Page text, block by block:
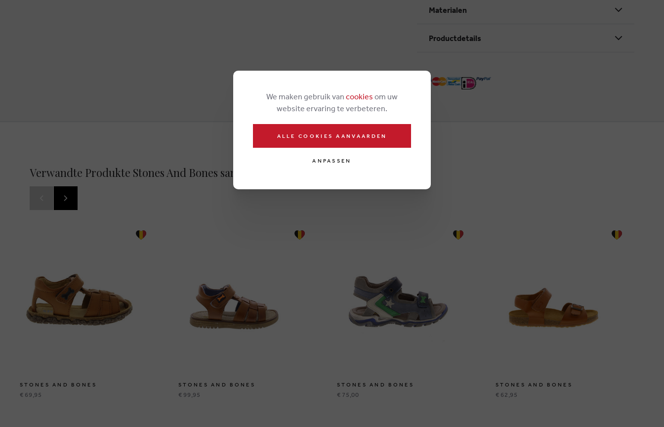
Materialen
Productdetails
Verwandte Produkte Stones And Bones sandalen blau
STONES AND BONES
€ 69,95
STONES AND BONES
€ 99,95
STONES AND BONES
€ 75,00
STONES AND BONES
€ 62,95
We maken gebruik van cookies om uw
website ervaring te verbeteren.
ALLE COOKIES AANVAARDEN
ANPASSEN